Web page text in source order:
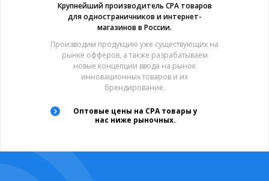
Крупнейший производитель CPA товаров
для одностраничников и интернет-
магазинов в России.
Производим продукцию уже существующих на
рынке офферов, а также разрабатываем
новые концепции ввода на рынок
инновационных товаров и их
брендирование.
Оптовые цены на CPA товары у
нас ниже рыночных.